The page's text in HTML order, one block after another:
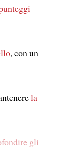
, con un
la
gli